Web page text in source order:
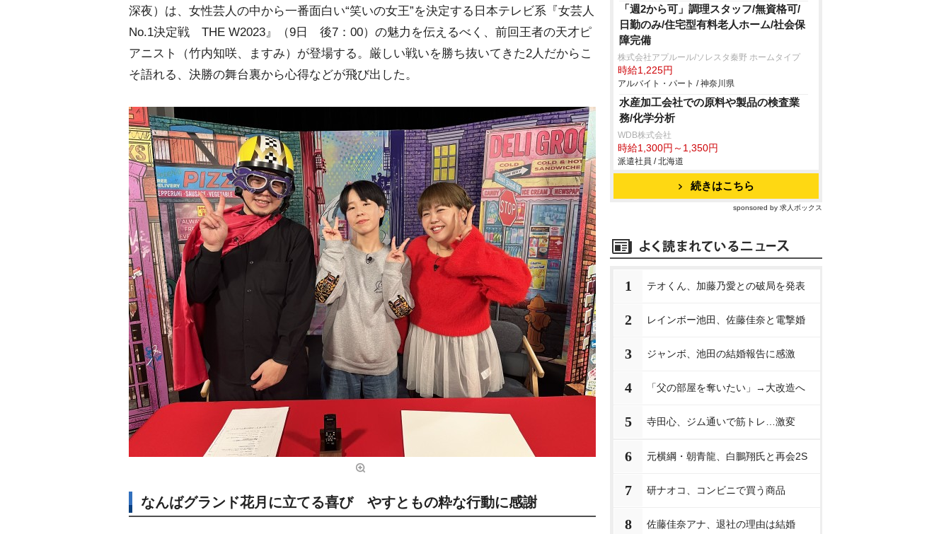
深夜）は、女性芸人の中から一番面白い“笑いの女王”を決定する日本テレビ系『女芸人
No.1決定戦 THE W2023』（9日 後7：00）の魅力を伝えるべく、前回王者の天才ピ
アニスト（竹内知咲、ますみ）が登場する。厳しい戦いを勝ち抜いてきた2人だからこ
そ語れる、決勝の舞台裏から心得などが飛び出した。
なんばグランド花月に立てる喜び やすともの粋な行動に感謝
「週2から可」調理スタッフ/無資格可/
日勤のみ/住宅型有料老人ホーム/社会保
障完備
株式会社アプルール/ソレスタ秦野 ホームタイプ
時給1,225円
アルバイト・パート / 神奈川県
水産加工会社での原料や製品の検査業
務/化学分析
WDB株式会社
時給1,300円～1,350円
派遣社員 / 北海道
続きはこちら
sponsored by 求人ボックス
1 テオくん、加藤乃愛との破局を発表
2 レインボー池田、佐藤佳奈と電撃婚
3 ジャンボ、池田の結婚報告に感激
4 「父の部屋を奪いたい」→大改造へ
5 寺田心、ジム通いで筋トレ…激変
6 元横綱・朝青龍、白鵬翔氏と再会2S
7 研ナオコ、コンビニで買う商品
8 佐藤佳奈アナ、退社の理由は結婚